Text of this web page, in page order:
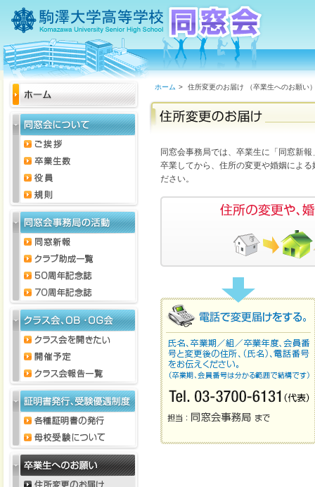
ホーム > 住所変更のお届け （卒業生へのお願い
同窓会事務局では、卒業生に「同窓新
卒業してから、住所の変更や婚姻によ
ださい。